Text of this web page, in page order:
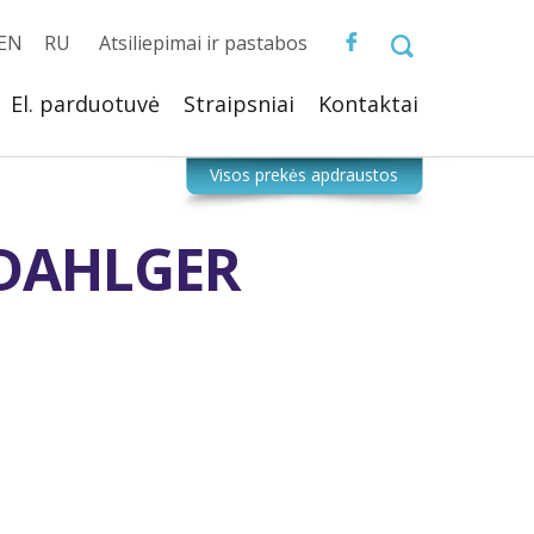
Atsiliepimai ir pastabos
RU
El. parduotuvė Straipsniai Kontaktai